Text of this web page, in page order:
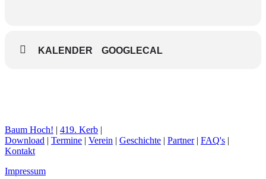
KALENDER GOOGLECAL
Baum Hoch! | 419. Kerb |
Download | Termine | Verein | Geschichte | Partner| FAQ's |
Kontakt
Impressum